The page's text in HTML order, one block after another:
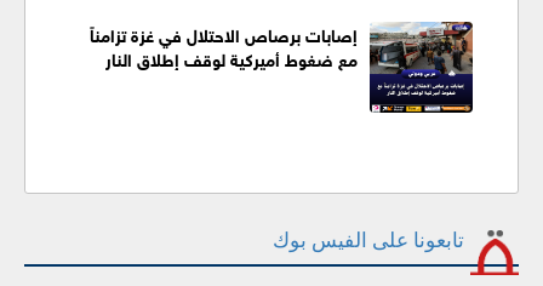
إصابات برصاص الاحتلال في غزة تزامناً
مع ضغوط أميركية لوقف إطلاق النار
تابعونا على الفيس بوك